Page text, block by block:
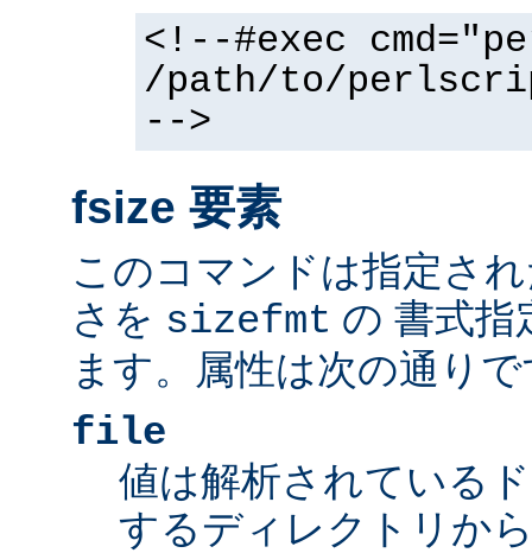
<!--#exec
/path/to/
-->
fsize 要素
このコマンドは指定さ
さを sizefmt の 書式指
ます。属性は次の通り
file
値は解析されている
するディレクトリか